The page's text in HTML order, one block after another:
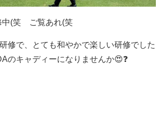
中(笑 ご覧あれ(笑
修で、とても和やかで楽しい研修でした
のキャディーになりませんか😍❓